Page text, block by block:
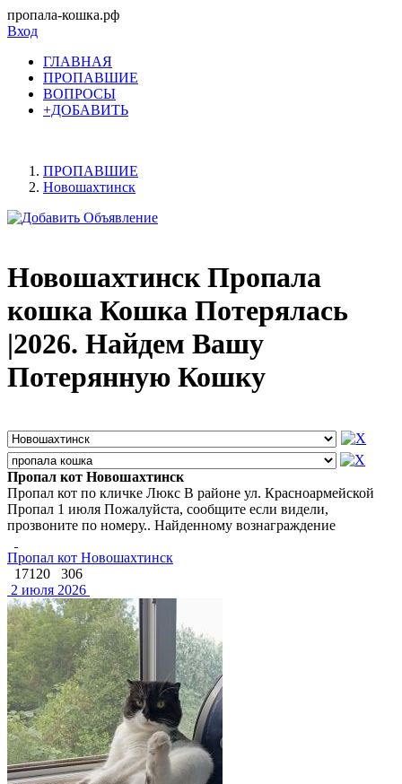
пропала-кошка.рф
Вход
ГЛАВНАЯ
ПРОПАВШИЕ
ВОПРОСЫ
+ДОБАВИТЬ
ПРОПАВШИЕ
Новошахтинск
Новошахтинск Пропала
кошка Кошка Потерялась
|2026. Найдем Вашу
Потерянную Кошку
Пропал кот Новошахтинск
Пропал кот по кличке Люкс В районе ул. Красноармейской
Пропал 1 июля Пожалуйста, сообщите если видели,
прозвоните по номеру.. Найденному вознаграждение
Пропал кот Новошахтинск
17120
306
2 июля 2026